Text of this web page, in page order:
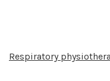
Respiratory